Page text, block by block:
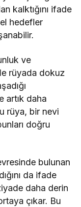
kalktığını ifade
hedefler
ve
rüyada dokuz
artık daha
rüya, bir nevi
doğru
bulunan
da ifade
daha derin
çıkar. Bu